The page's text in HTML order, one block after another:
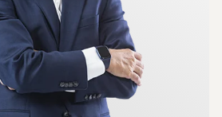
av bostaden där du kan njuta
utsikten.
erbjuder gott om plats för
och förvaringen är
skjutdörrar. Badrummet